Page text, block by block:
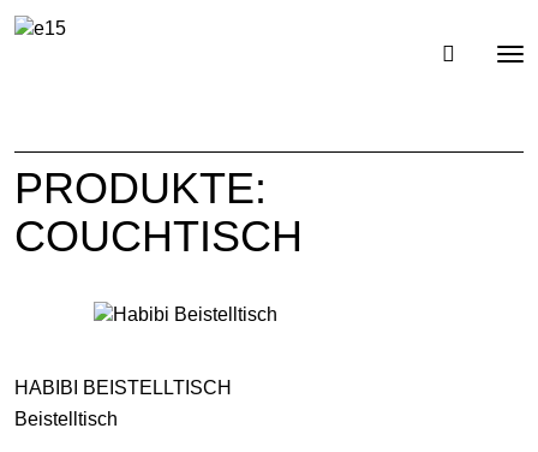
PRODUKTE:
COUCHTISCH
HABIBI BEISTELLTISCH
Beistelltisch